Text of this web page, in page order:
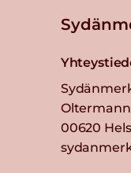
00620